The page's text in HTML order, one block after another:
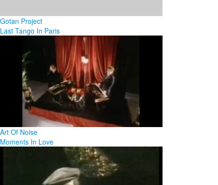
Gotan Project
Last Tango In Paris
Art Of Noise
Moments In Love